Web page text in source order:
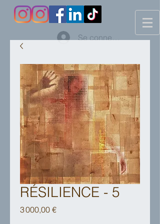
Se connecter
RÉSILIENCE - 5
3 000,00 €Prix